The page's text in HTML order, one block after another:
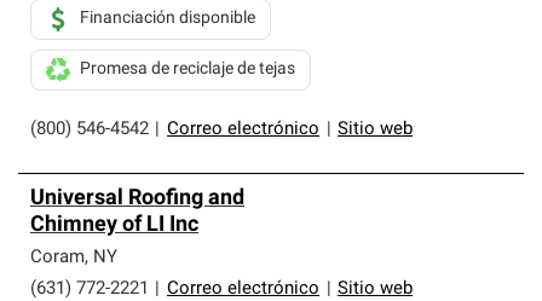
(800) 546-4542 Correo electrónico Sitio web
Financiación disponible
Promesa de reciclaje de tejas
Universal Roofing and
Chimney of LI Inc
Coram, NY
(631) 772-2221
Correo electrónico Sitio web